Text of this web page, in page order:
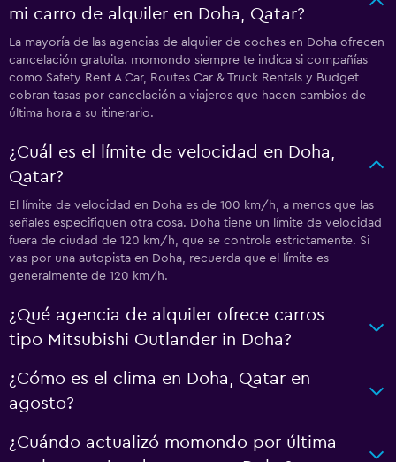
mi carro de alquiler en Doha, Qatar?
La mayoría de las agencias de alquiler de coches en Doha ofrecen
cancelación gratuita. momondo siempre te indica si compañías
como Safety Rent A Car, Routes Car & Truck Rentals y Budget
cobran tasas por cancelación a viajeros que hacen cambios de
última hora a su itinerario.
¿Cuál es el límite de velocidad en Doha,
Qatar?
El límite de velocidad en Doha es de 100 km/h, a menos que las
señales especifiquen otra cosa. Doha tiene un límite de velocidad
fuera de ciudad de 120 km/h, que se controla estrictamente. Si
vas por una autopista en Doha, recuerda que el límite es
generalmente de 120 km/h.
¿Qué agencia de alquiler ofrece carros
tipo Mitsubishi Outlander in Doha?
¿Cómo es el clima en Doha, Qatar en
agosto?
¿Cuándo actualizó momondo por última